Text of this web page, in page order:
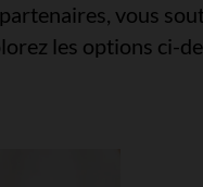
vous
les options ci-